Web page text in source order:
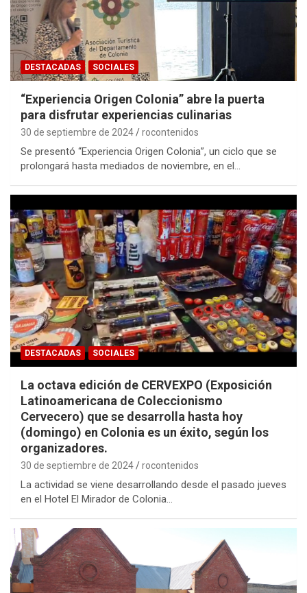
DESTACADAS SOCIALES
“Experiencia Origen Colonia” abre la puerta
para disfrutar experiencias culinarias
30 de septiembre de 2024 rocontenidos
Se presentó “Experiencia Origen Colonia”, un ciclo que se
prolongará hasta mediados de noviembre, en el…
DESTACADAS SOCIALES
La octava edición de CERVEXPO (Exposición
Latinoamericana de Coleccionismo
Cervecero) que se desarrolla hasta hoy
(domingo) en Colonia es un éxito, según los
organizadores.
30 de septiembre de 2024 rocontenidos
La actividad se viene desarrollando desde el pasado jueves
en el Hotel El Mirador de Colonia…